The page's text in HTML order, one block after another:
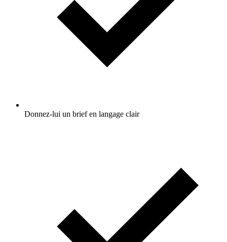
Donnez-lui un brief en langage clair